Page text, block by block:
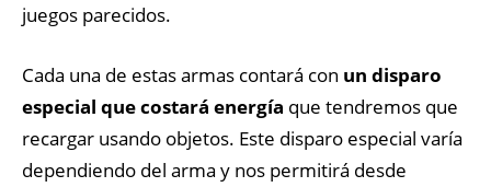
juegos parecidos.
Cada una de estas armas contará con un disparo
especial que costará energía que tendremos que
recargar usando objetos. Este disparo especial varía
dependiendo del arma y nos permitirá desde